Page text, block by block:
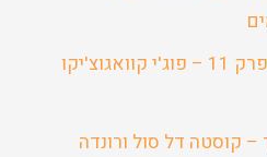
יומן מסע ביפן – פרק 11 – פוג'י קוואגוצ'יקו
קוסטה דל סול ורונדה